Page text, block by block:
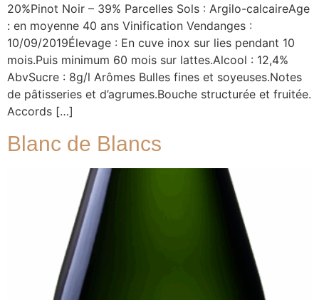
20%Pinot Noir – 39% Parcelles Sols : Argilo-calcaireAge
: en moyenne 40 ans Vinification Vendanges :
10/09/2019Élevage : En cuve inox sur lies pendant 10
mois.Puis minimum 60 mois sur lattes.Alcool : 12,4%
AbvSucre : 8g/l Arômes Bulles fines et soyeuses.Notes
de pâtisseries et d’agrumes.Bouche structurée et fruitée.
Accords […]
Blanc de Blancs